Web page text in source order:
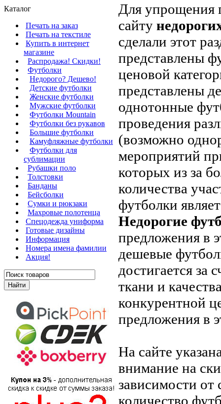
Каталог
Печать на заказ
Печать на текстиле
Купить в интернет
магазине
Распродажа! Скидки!
Футболки
Недорого? Дешево!
Детские футболки
Женские футболки
Мужские футболки
Футболки Mountain
Футболки без рукавов
Большие футболки
Камуфляжные футболки
Футболки для
сублимации
Рубашки поло
Толстовки
Банданы
Бейсболки
Сумки и рюкзаки
Махровые полотенца
Cпецодежда униформа
Готовые дизайны
Информация
Номера имена фамилии
Акция!
Для упрощения
сайту
сделали этот
представлены
ценовой
представлены
однотонные
проведения
(возможно
мероприятий
которых из за
количества
футболки
Недорогие
предложения в
дешевые
достигается за
ткани и
конкурентной
предложения в
На сайте
внимание на
зависимости
количество